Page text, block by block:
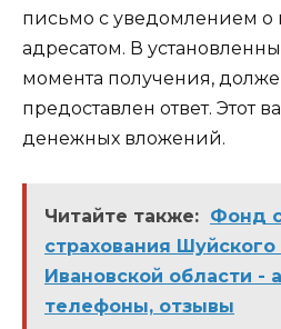
письмо с уведомлением о
адресатом. В
момента получения,
предоставлен ответ. Этот
денежных вложений.
Читайте также: Фонд
страхования Шуйского
Ивановской области -
телефоны, отзывы